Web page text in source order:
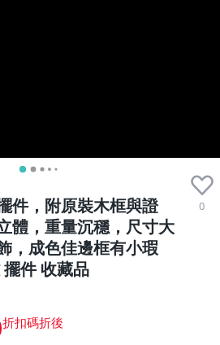
件，附原裝木框與證
體，重量沉穩，尺寸大
，成色佳邊框有小瑕
件 收藏品
0